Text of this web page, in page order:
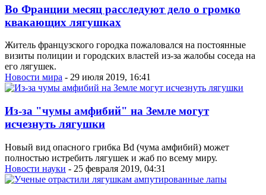
Во Франции месяц расследуют дело о громко
квакающих лягушках
Житель французского городка пожаловался на постоянные
визиты полиции и городских властей из-за жалобы соседа на
его лягушек.
Новости мира - 29 июля 2019, 16:41
Из-за "чумы амфибий" на Земле могут
исчезнуть лягушки
Новый вид опасного грибка Bd (чума амфибий) может
полностью истребить лягушек и жаб по всему миру.
Новости науки - 25 февраля 2019, 04:31